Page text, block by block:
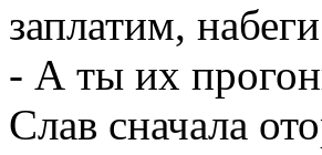
заплатим,
- А ты их
Слав сначала